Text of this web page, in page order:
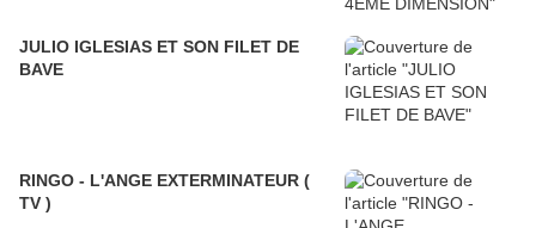
JULIO IGLESIAS ET SON FILET DE
BAVE
RINGO - L'ANGE EXTERMINATEUR (
TV )